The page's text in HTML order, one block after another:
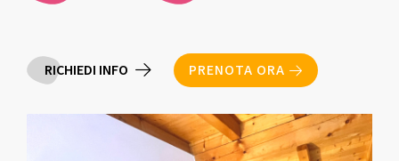
RICHIEDI INFO PRENOTA ORA